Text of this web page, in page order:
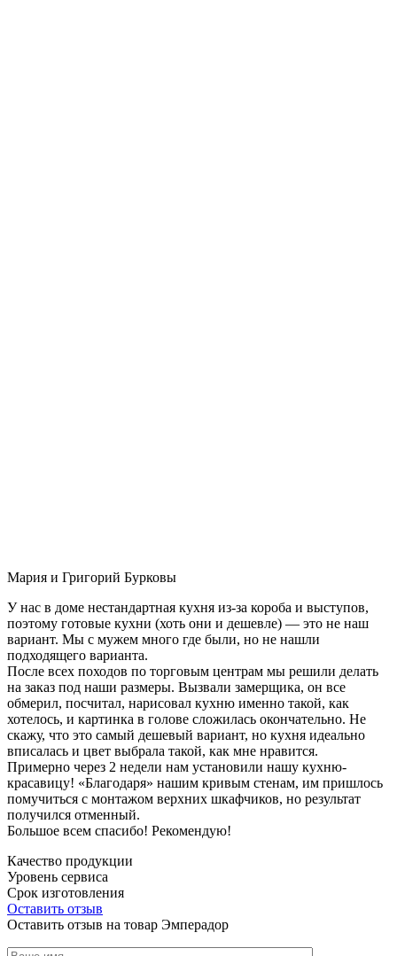
Мария и Григорий Бурковы
У нас в доме нестандартная кухня из-за короба и выступов,
поэтому готовые кухни (хоть они и дешевле) — это не наш
вариант. Мы с мужем много где были, но не нашли
подходящего варианта.
После всех походов по торговым центрам мы решили делать
на заказ под наши размеры. Вызвали замерщика, он все
обмерил, посчитал, нарисовал кухню именно такой, как
хотелось, и картинка в голове сложилась окончательно. Не
скажу, что это самый дешевый вариант, но кухня идеально
вписалась и цвет выбрала такой, как мне нравится.
Примерно через 2 недели нам установили нашу кухню-
красавицу! «Благодаря» нашим кривым стенам, им пришлось
помучиться с монтажом верхних шкафчиков, но результат
получился отменный.
Большое всем спасибо! Рекомендую!
Качество продукции
Уровень сервиса
Срок изготовления
Оставить отзыв
Оставить отзыв на товар Эмперадор